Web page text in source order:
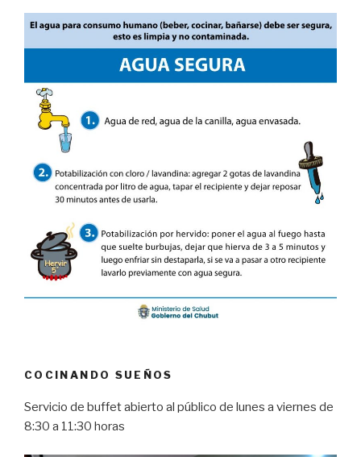
COCINANDO SUEÑOS
Servicio de buffet abierto al público de lunes a viernes de
8:30 a 11:30 horas